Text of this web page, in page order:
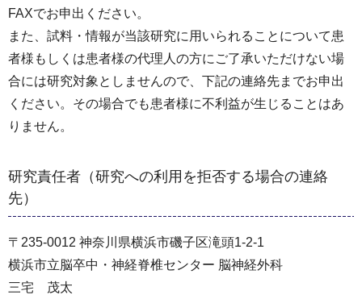
FAXでお申出ください。
また、試料・情報が当該研究に用いられることについて患
者様もしくは患者様の代理人の方にご了承いただけない場
合には研究対象としませんので、下記の連絡先までお申出
ください。その場合でも患者様に不利益が生じることはあ
りません。
研究責任者（研究への利用を拒否する場合の連絡
先）
〒235-0012 神奈川県横浜市磯子区滝頭1-2-1
横浜市立脳卒中・神経脊椎センター 脳神経外科
三宅 茂太